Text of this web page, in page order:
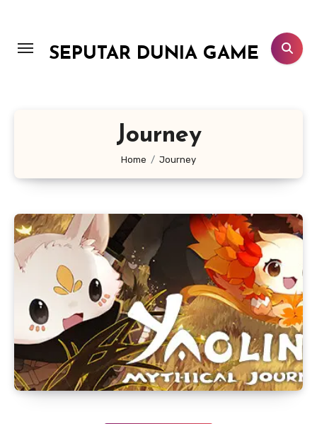
konten
SEPUTAR DUNIA GAME
Journey
Home Journey